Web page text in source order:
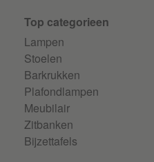
Top categorieen
Lampen
Stoelen
Barkrukken
Plafondlampen
Meubilair
Zitbanken
Bijzettafels